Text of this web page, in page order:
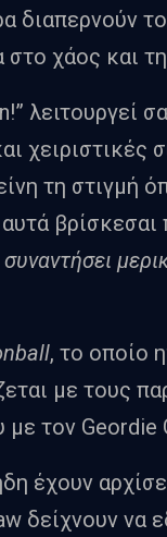
διαπερνούν
χάος και
λειτουργεί
χειριστικές
τη στιγμή
, το οποίο
με τους
με τον Geordie
έχουν
δείχνουν να